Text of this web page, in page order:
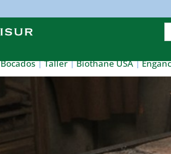
Bocados Taller Biothane USA